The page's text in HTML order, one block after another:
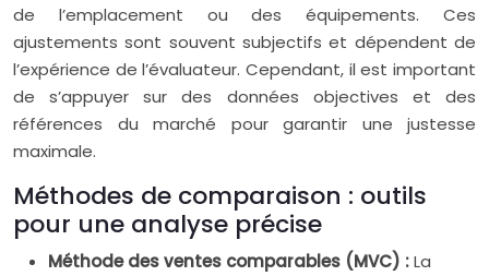
de l’emplacement ou des équipements. Ces
ajustements sont souvent subjectifs et dépendent de
l’expérience de l’évaluateur. Cependant, il est important
de s’appuyer sur des données objectives et des
références du marché pour garantir une justesse
maximale.
Méthodes de comparaison : outils
pour une analyse précise
Méthode des ventes comparables (MVC) :La